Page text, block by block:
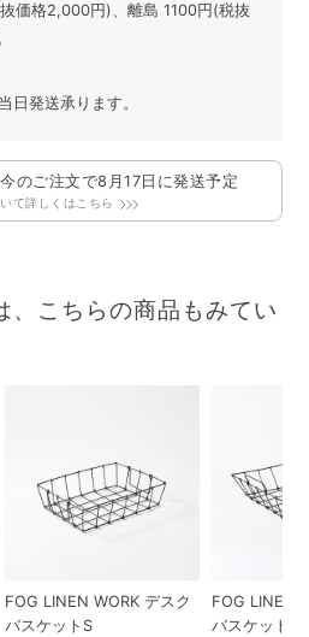
価格2,000円)、離島 1100円(税抜
日発送承ります。
のご注文で8月17日 に発送予定
て詳しくはこちら
、こちらの商品もみてい
FOG LINEN WORK デスク
バスケットS
FOG LINEN
バスケットM